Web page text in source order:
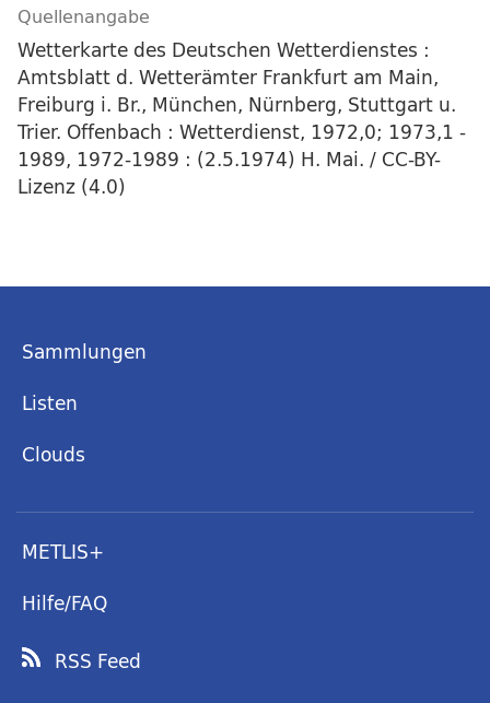
Quellenangabe
Wetterkarte des Deutschen Wetterdienstes :
Amtsblatt d. Wetterämter Frankfurt am Main,
Freiburg i. Br., München, Nürnberg, Stuttgart u.
Trier. Offenbach : Wetterdienst, 1972,0; 1973,1 -
1989, 1972-1989 : (2.5.1974) H. Mai. / CC-BY-
Lizenz (4.0)
Sammlungen
Listen
Clouds
METLIS+
Hilfe/FAQ
RSS Feed